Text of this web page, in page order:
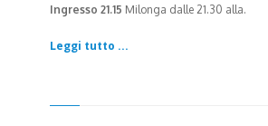
Ingresso 21.15 Milonga dalle 21.30 alla.
Leggi tutto ...